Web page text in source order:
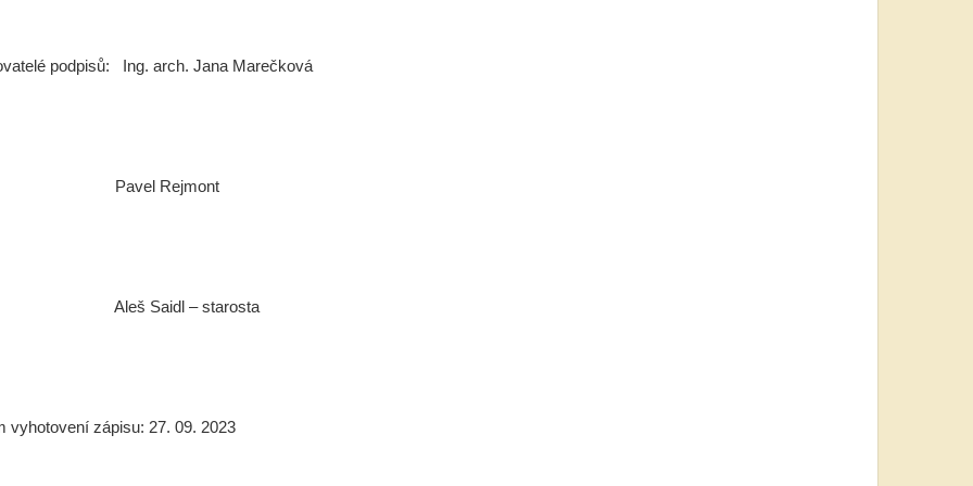
podpisů: Ing. arch. Jana Marečková
Rejmont
Saidl – starosta
vyhotovení zápisu: 27. 09. 2023